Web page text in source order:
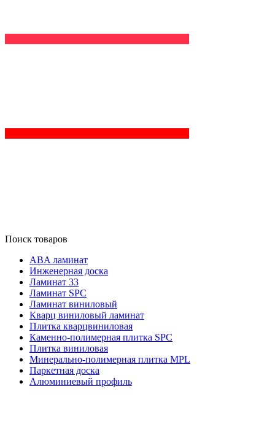
Поиск товаров
ABA ламинат
Инженерная доска
Ламинат 33
Ламинат SPC
Ламинат виниловый
Кварц виниловый ламинат
Плитка кварцвиниловая
Каменно-полимерная плитка SPC
Плитка виниловая
Минерально-полимерная плитка MPL
Паркетная доска
Алюминиевый профиль